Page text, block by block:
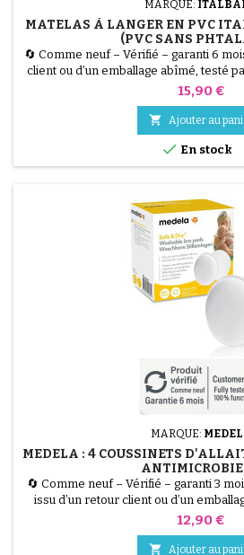
MARQUE:
MATELAS À LANGER EN PVC
(PVC SANS
🔄 Comme neuf – Vérifié – garanti 6
client ou d’un emballage abîmé, testé
% fonctionnel. Assurez confort et
souple sans phtalates, il est hygiénique
deux bords rehaussés
Prix
15,90 €
 Ajouter au
 En stock
MARQUE:
MEDELA : 4 COUSSINETS
🔄 Comme neuf – Vérifié – garanti 3
issu d’un retour client ou d’un
techniciens et 100 % fonctionnel. Les
hygiénique pour les fuites de lait.
Prix
12,90 €
 Ajouter au